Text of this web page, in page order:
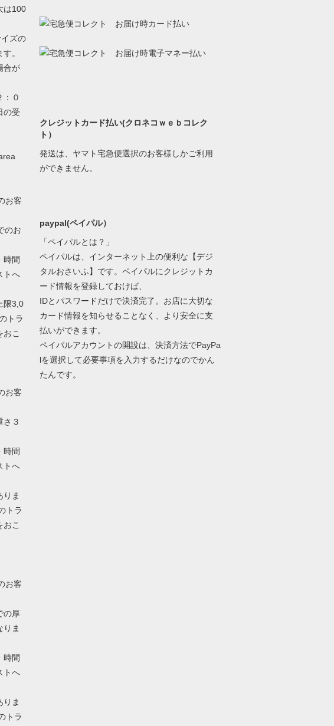
は100
ズの
。
合が
：０
の受
お客
のお
時間
トへ
限3,0
トラ
おこ
お客
さ３
時間
トへ
りま
トラ
おこ
お客
の厚
りま
時間
トへ
りま
トラ
クレジットカード払い(クロネコｗｅｂコレク
ト）
発送は、ヤマト宅急便選択のお客様しかご利用
ができません。
paypal(ペイパル）
「ペイパルとは？」
ペイパルは、インターネット上の便利な【デジ
タルおさいふ】です。ペイパルにクレジットカ
ード情報を登録しておけば、
IDとパスワードだけで決済完了。お店に大切な
カード情報を知らせることなく、より安全に支
払いができます。
ペイパルアカウントの開設は、決済方法でPayPa
lを選択して必要事項を入力するだけなのでかん
たんです。